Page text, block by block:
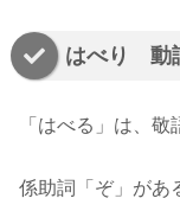
はべり 動
「はべる」は、
係助詞「ぞ」があ